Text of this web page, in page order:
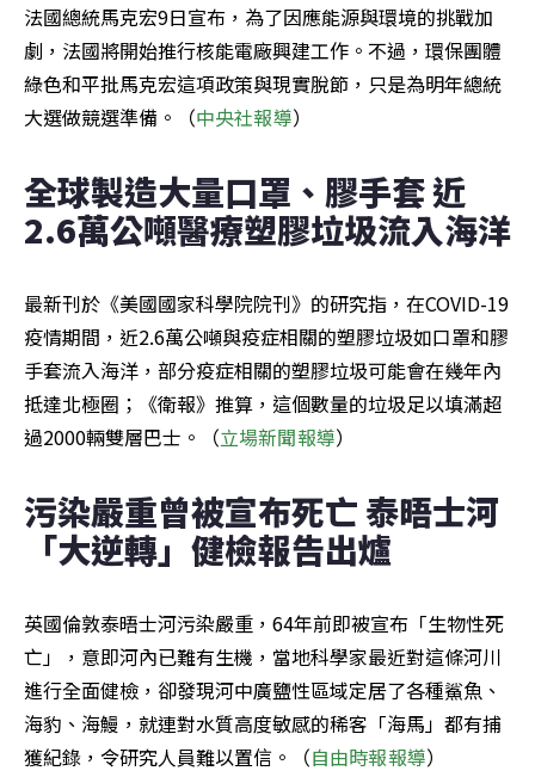
法國總統馬克宏9日宣布，為了因應能源與環境的挑戰加
劇，法國將開始推行核能電廠興建工作。不過，環保團體
綠色和平批馬克宏這項政策與現實脫節，只是為明年總統
大選做競選準備。（中央社報導）
全球製造大量口罩、膠手套 近
2.6萬公噸醫療塑膠垃圾流入海洋
最新刊於《美國國家科學院院刊》的研究指，在COVID-19
疫情期間，近2.6萬公噸與疫症相關的塑膠垃圾如口罩和膠
手套流入海洋，部分疫症相關的塑膠垃圾可能會在幾年內
抵達北極圈；《衛報》推算，這個數量的垃圾足以填滿超
過2000輛雙層巴士。（立場新聞報導）
污染嚴重曾被宣布死亡 泰晤士河
「大逆轉」健檢報告出爐
英國倫敦泰晤士河污染嚴重，64年前即被宣布「生物性死
亡」，意即河內已難有生機，當地科學家最近對這條河川
進行全面健檢，卻發現河中廣鹽性區域定居了各種鯊魚、
海豹、海鰻，就連對水質高度敏感的稀客「海馬」都有捕
獲紀錄，令研究人員難以置信。（自由時報報導）